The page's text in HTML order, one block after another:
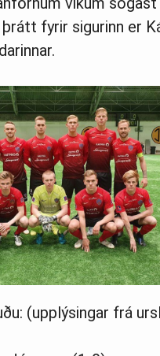
fyrir sigurinn er
(upplýsingar frá